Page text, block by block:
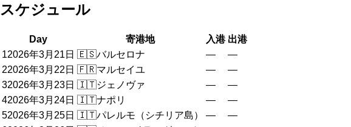
スケジュール
Day 寄港地 入港 出港
12026年3月21日 🇪🇸バルセロナ —
—
22026年3月22日 🇫🇷マルセイユ —
—
32026年3月23日 🇮🇹ジェノヴァ —
—
42026年3月24日 🇮🇹ナポリ —
—
52026年3月25日 🇮🇹パレルモ（シチリア島） —
—